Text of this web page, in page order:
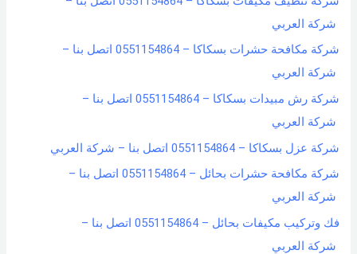
شركة العربي
شركة مكافحة حشرات بسكاكا – 0551154864 اتصل بنا –
شركة العربي
شركة رش مبيدات بسكاكا – 0551154864 اتصل بنا –
شركة العربي
شركة عزل بسكاكا – 0551154864 اتصل بنا – شركة العربي
شركة مكافحة حشرات بحائل – 0551154864 اتصل بنا –
شركة العربي
فك وتركيب مكيفات بحائل – 0551154864 اتصل بنا –
شركة العربي